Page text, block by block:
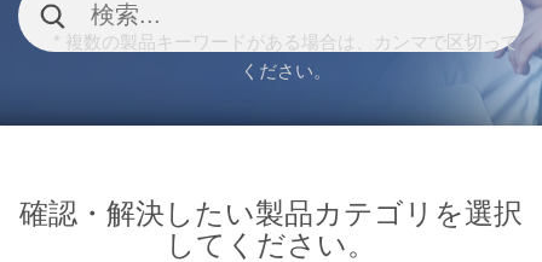
* 複数の製品キーワードがある場合は、カンマで区切って
ください。
よく検索される質問
ソフトウェア・インストールCDを紛失しまし
た。ソフトウェアはどこでダウンロードできま
確認・解決したい製品カテゴリを選択
してください。